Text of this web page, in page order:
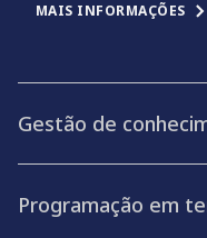
MAIS INFORMAÇÕES
Gestão de
Programação em